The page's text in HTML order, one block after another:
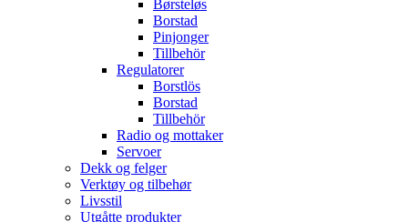
Børsteløs
Borstad
Pinjonger
Tillbehör
Regulatorer
Borstlös
Borstad
Tillbehör
Radio og mottaker
Servoer
Dekk og felger
Verktøy og tilbehør
Livsstil
Utgåtte produkter